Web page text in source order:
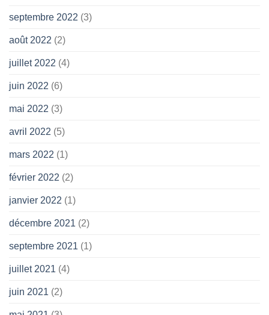
septembre 2022 (3)
août 2022 (2)
juillet 2022 (4)
juin 2022 (6)
mai 2022 (3)
avril 2022 (5)
mars 2022 (1)
février 2022 (2)
janvier 2022 (1)
décembre 2021 (2)
septembre 2021 (1)
juillet 2021 (4)
juin 2021 (2)